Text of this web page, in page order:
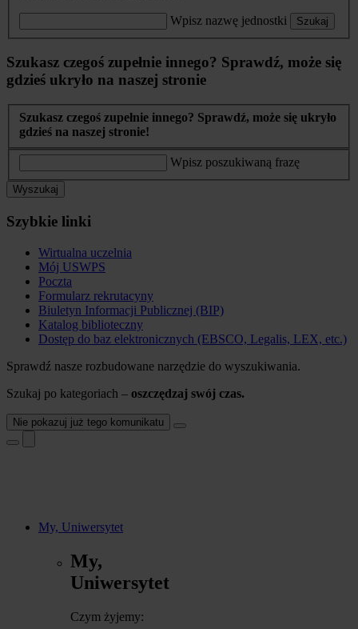
Wpisz nazwę jednostki Szukaj
Szukasz czegoś zupełnie innego? Sprawdź, może się
gdzieś ukryło na naszej stronie
Szukasz czegoś zupełnie innego? Sprawdź, może się ukryło
gdzieś na naszej stronie!
Wpisz poszukiwaną frazę
Wyszukaj
Szybkie linki
Wirtualna uczelnia
Mój USWPS
Poczta
Formularz rekrutacyny
Biuletyn Informacji Publicznej (BIP)
Katalog biblioteczny
Dostęp do baz elektronicznych (EBSCO, Legalis, LEX, etc.)
Sprawdź nasze rozbudowane narzędzie do wyszukiwania.
Szukaj po kategoriach – oszczędzaj swój czas.
Nie pokazuj już tego komunikatu
My, Uniwersytet
My,
Uniwersytet
Czym żyjemy: